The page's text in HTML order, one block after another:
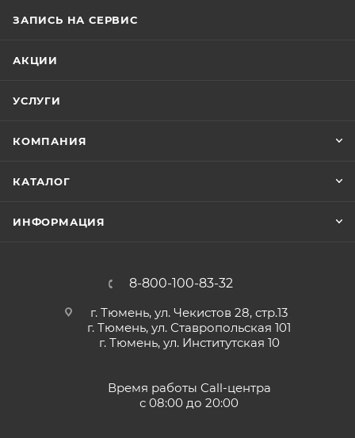
ЗАПИСЬ НА СЕРВИС
АКЦИИ
УСЛУГИ
КОМПАНИЯ
КАТАЛОГ
ИНФОРМАЦИЯ
8-800-100-83-32
г. Тюмень, ул. Чекистов 28, стр.13
г. Тюмень, ул. Ставропольская 101
г. Тюмень, ул. Институтская 10
Время работы Call-центра
с 08:00 до 20:00